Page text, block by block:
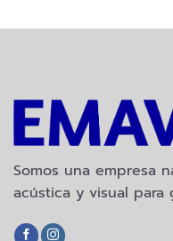
Somos una empresa
acústica y visual para